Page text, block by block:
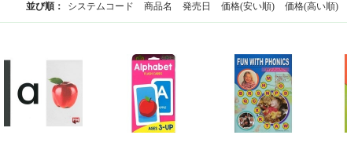
並び順： システムコード 商品名 発売日 価格(安い順) 価格(高い順)